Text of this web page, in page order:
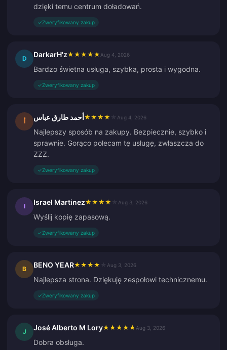
dzięki temu centrum doładowań.
✓Zweryfikowany zakup
D DarkarH'z★ ★ ★ ★ ★ Aug 4, 2026
Bardzo świetna usługa, szybka, prosta i wygodna.
✓Zweryfikowany zakup
أ أحمد طارق عباس★ ★ ★ ★ Aug 4, 2026
Najlepszy sposób na zakupy. Bezpiecznie, szybko i
sprawnie. Gorąco polecam tę usługę, zwłaszcza do
ZZZ.
✓Zweryfikowany zakup
I Israel Martinez★ ★ ★ ★ Aug 3, 2026
Wyślij kopię zapasową.
✓Zweryfikowany zakup
B BENO YEAR★ ★ ★ ★ Aug 3, 2026
Najlepsza strona. Dziękuję zespołowi technicznemu.
✓Zweryfikowany zakup
J José Alberto M Lory★ ★ ★ ★ ★ Aug 3, 2026
Dobra obsługa.